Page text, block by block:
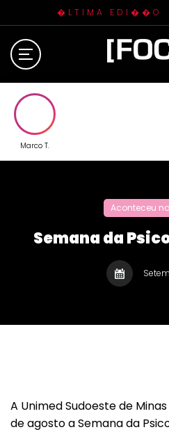
�LTIMA EDI��O
Marco T.
Aconteceu
Semana da
A Unimed Sudoeste de
de agosto a Semana da